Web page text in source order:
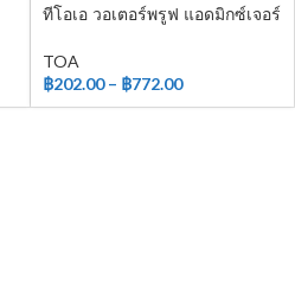
ทีโอเอ วอเตอร์พรูฟ แอดมิกซ์เจอร์
TOA
฿202.00 – ฿772.00